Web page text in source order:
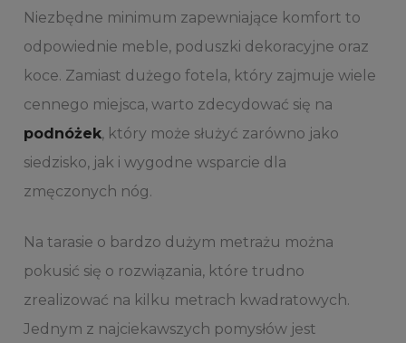
Niezbędne minimum zapewniające komfort to
odpowiednie meble, poduszki dekoracyjne oraz
koce. Zamiast dużego fotela, który zajmuje wiele
cennego miejsca, warto zdecydować się na
podnóżek, który może służyć zarówno jako
siedzisko, jak i wygodne wsparcie dla
zmęczonych nóg.
Na tarasie o bardzo dużym metrażu można
pokusić się o rozwiązania, które trudno
zrealizować na kilku metrach kwadratowych.
Jednym z najciekawszych pomysłów jest